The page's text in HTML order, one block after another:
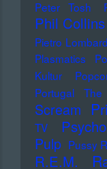
Peter Tosh
Phil Collins
Pietro
Plasmatics
Kultur
Portugal
Scream
TV
Pulp Pussy
R.E.M.